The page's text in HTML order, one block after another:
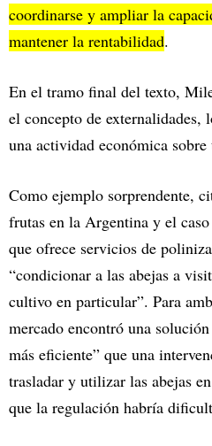
coordinarse y ampliar la
mantener la rentabilidad.
En el tramo final del texto,
el concepto de externalidades,
una actividad económica sobre
Como ejemplo sorprendente,
frutas en la Argentina y el
que ofrece servicios de
“condicionar a las abejas a
cultivo en particular”. Para
mercado encontró una
más eficiente” que una
trasladar y utilizar las abejas
que la regulación habría